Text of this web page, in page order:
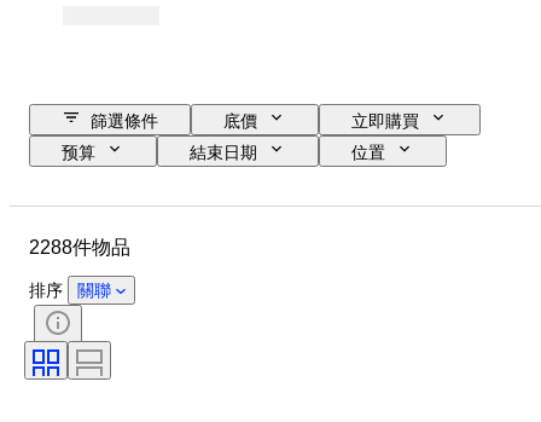
篩選條件 底價
立即購買
预算
結束日期
位置
時期
服裝尺碼
圖案
包括配件
2288件物品
排序 關聯